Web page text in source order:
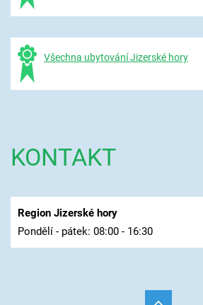
Všechna ubytování Jizerské hory
KONTAKT
Region Jizerské hory
Pondělí - pátek: 08:00 - 16:30